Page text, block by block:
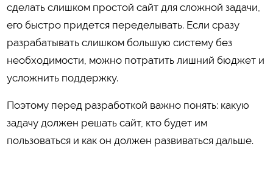
сделать слишком простой сайт для сложной задачи,
его быстро придется переделывать. Если сразу
разрабатывать слишком большую систему без
необходимости, можно потратить лишний бюджет и
усложнить поддержку.
Поэтому перед разработкой важно понять: какую
задачу должен решать сайт, кто будет им
пользоваться и как он должен развиваться дальше.